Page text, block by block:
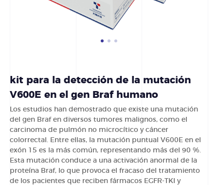
kit para la detección de la mutación
V600E en el gen Braf humano
Los estudios han demostrado que existe una mutación
del gen Braf en diversos tumores malignos, como el
carcinoma de pulmón no microcítico y cáncer
colorrectal. Entre ellas, la mutación puntual V600E en el
exón 15 es la más común, representando más del 90 %.
Esta mutación conduce a una activación anormal de la
proteína Braf, lo que provoca el fracaso del tratamiento
de los pacientes que reciben fármacos EGFR-TKI y